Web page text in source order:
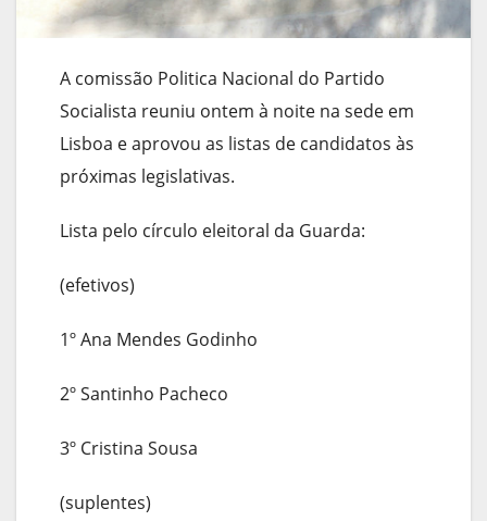
A comissão Politica Nacional do Partido
Socialista reuniu ontem à noite na sede em
Lisboa e aprovou as listas de candidatos às
próximas legislativas.
Lista pelo círculo eleitoral da Guarda:
(efetivos)
1º Ana Mendes Godinho
2º Santinho Pacheco
3º Cristina Sousa
(suplentes)